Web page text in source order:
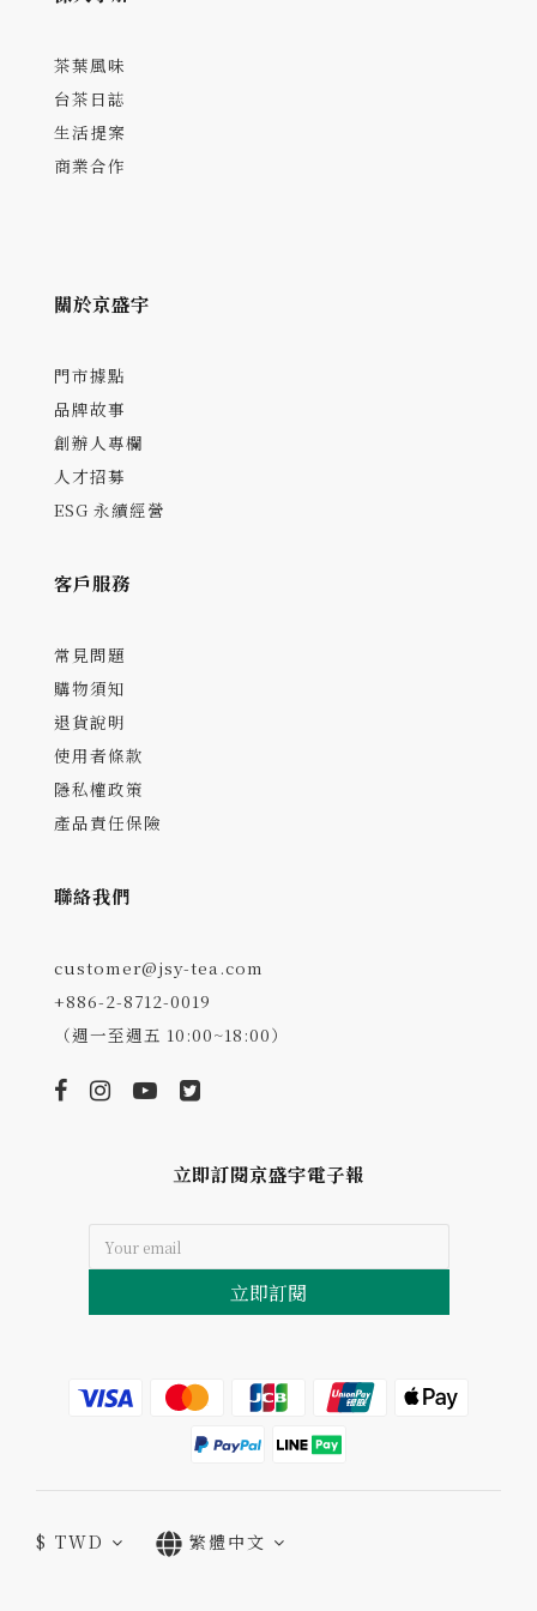
茶葉風味
台茶日誌
生活提案
商業合作
關於京盛宇
門市據點
品牌故事
創辦人專欄
人才招募
ESG 永續經營
客戶服務
常見問題
購物須知
退貨說明
使用者條款
隱私權政策
產品責任保險
聯絡我們
customer@jsy-tea.com
+886-2-8712-0019
（週一至週五 10:00~18:00）
立即訂閱京盛宇電子報
立即訂閱
$ TWD 繁體中文